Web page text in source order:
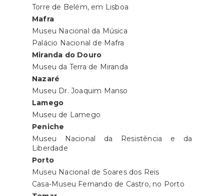
Torre de Belém, em Lisboa
Mafra
Museu Nacional da Música
Palácio Nacional de Mafra
Miranda do Douro
Museu da Terra de Miranda
Nazaré
Museu Dr. Joaquim Manso
Lamego
Museu de Lamego
Peniche
Museu Nacional da Resistência e da
Liberdade
Porto
Museu Nacional de Soares dos Reis
Casa-Museu Fernando de Castro, no Porto